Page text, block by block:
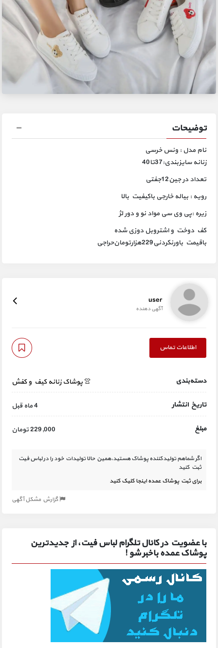
توضیحات
نام مدل : ونس خرسی
زنانه سایزبندی:37تا40
تعداد در جین12جفتی
رویه : بیاله خارجی باکیفیت بالا
زیره :پی وی سی مواد نو و دور لژ
کف دوخت و اشتروبل دوزی شده
باقیمت باورنکردنی229هزارتومان
حراجی
user
آگهی دهنده
اطلاعات تماس
دسته‌بندی 👚 پوشاک زنانه کیف و کفش
تاریخ انتشار 4 ماه قبل
مبلغ 229,000 تومان
اگر شماهم تولیدکننده پوشاک هستید،همین حالا تولیدات خود را در لباس فیت
ثبت کنید
برای ثبت پوشاک عمده اینجا کلیک کنید
گزارش مشکل آگهی
با عضویت در کانال تلگرام لباس فیت، از جدیدترین
پوشاک عمده باخبر شو !